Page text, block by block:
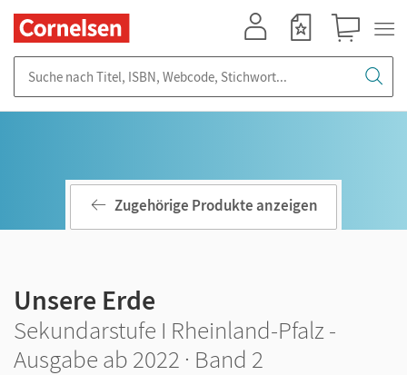
Zugehörige Produkte anzeigen
Unsere Erde
Sekundarstufe I Rheinland-Pfalz -
Ausgabe ab 2022 · Band 2